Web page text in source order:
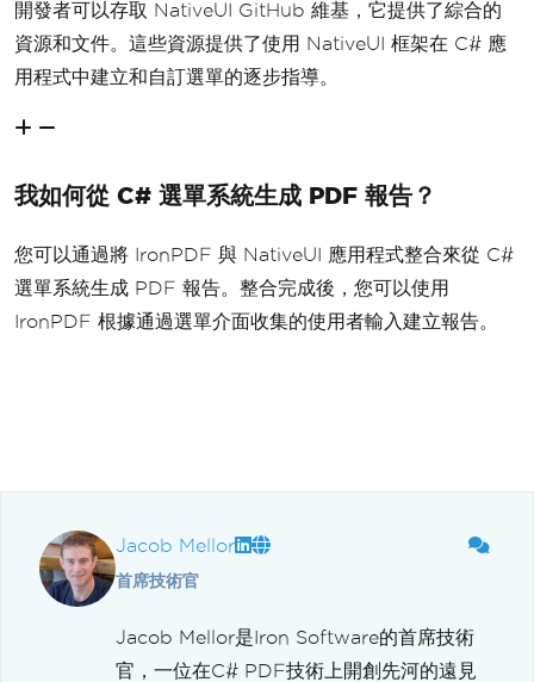
開發者可以存取 NativeUI GitHub 維基，它提供了綜合的
資源和文件。這些資源提供了使用 NativeUI 框架在 C# 應
用程式中建立和自訂選單的逐步指導。
我如何從 C# 選單系統生成 PDF 報告？
您可以通過將 IronPDF 與 NativeUI 應用程式整合來從 C#
選單系統生成 PDF 報告。整合完成後，您可以使用
IronPDF 根據通過選單介面收集的使用者輸入建立報告。
Jacob Mellor
首席技術官
Jacob Mellor是Iron Software的首席技術
官，一位在C# PDF技術上開創先河的遠見